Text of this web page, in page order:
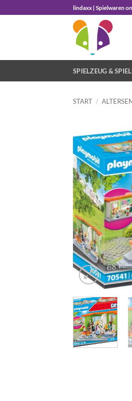
Inhalt
lindaxx | Spielwaren
SPIELZEUG &
START /